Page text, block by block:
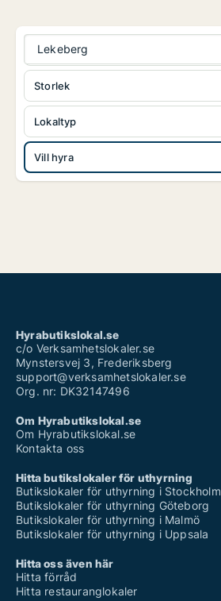
Lekeberg
Lokaltyp
Vill hyra
Storlek
Hyrabutikslokal.se
c/o Verksamhetslokaler.se
Mynstersvej 3, Frederiksberg
support@verksamhetslokaler.se
Org. nr: DK32147496
Om Hyrabutikslokal.se
Om Hyrabutikslokal.se
Kontakta oss
Hitta butikslokaler för uthyrning
Butikslokaler för uthyrning i Stockholm
Butikslokaler för uthyrning Göteborg
Butikslokaler för uthyrning i Malmö
Butikslokaler för uthyrning i Uppsala
Hitta oss även här
Hitta förråd
Hitta restauranglokaler